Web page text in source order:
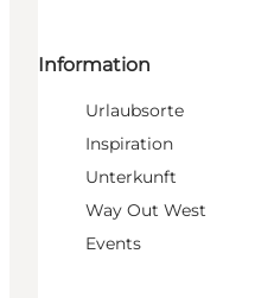
Information
Urlaubsorte
Inspiration
Unterkunft
Way Out West
Events